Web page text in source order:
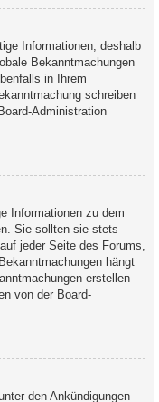
Informationen, deshalb
Bekanntmachungen
in Ihrem
schreiben
Administration
Informationen zu dem
Sie sollten sie stets
jeder Seite des Forums,
hängt
erstellen
von der Board-
den Ankündigungen